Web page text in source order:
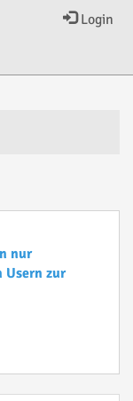
Login
nur
Usern zur